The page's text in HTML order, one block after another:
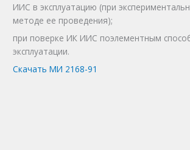
ИИС в эксплуатацию (при
методе ее проведения);
при поверке ИК ИИС поэлементным
эксплуатации.
Скачать МИ 2168-91